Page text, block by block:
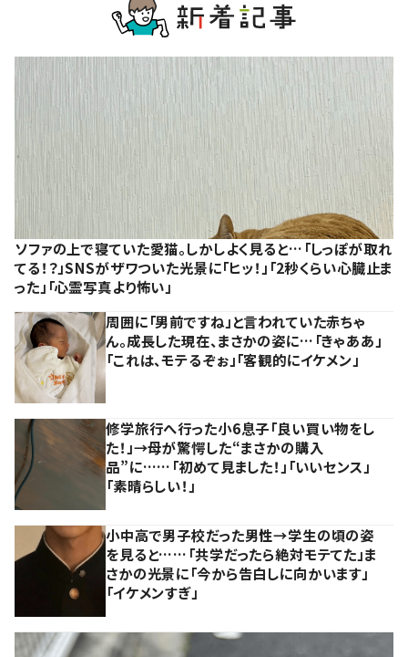
ソファの上で寝ていた愛猫。しかしよく見ると…「しっぽが取れ
てる！？」SNSがザワついた光景に「ヒッ！」「2秒くらい心臓止ま
った」「心霊写真より怖い」
周囲に「男前ですね」と言われていた赤ちゃ
ん。成長した現在、まさかの姿に…「きゃああ」
「これは、モテるぞぉ」「客観的にイケメン」
修学旅行へ行った小6息子「良い買い物をし
た！」→母が驚愕した“まさかの購入
品”に……「初めて見ました！」「いいセンス」
「素晴らしい！」
小中高で男子校だった男性→学生の頃の姿
を見ると……「共学だったら絶対モテてた」ま
さかの光景に「今から告白しに向かいます」
「イケメンすぎ」